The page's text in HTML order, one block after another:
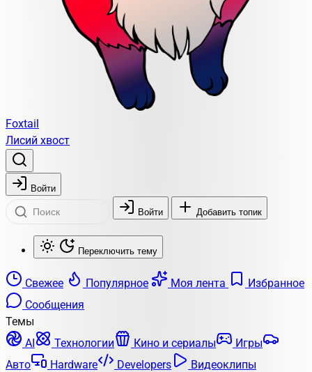
Foxtail
Лисий хвост
Войти
Войти Добавить топик
Переключить тему
Свежее Популярное Моя лента
Избранное
Сообщения
Темы
AI
Технологии Кино и сериалы
Игры
Авто
Hardware Developers
Видеоклипы